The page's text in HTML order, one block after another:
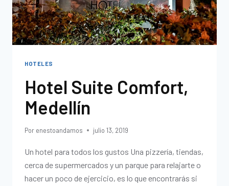
HOTELES
Hotel Suite Comfort,
Medellín
Por enestoandamos julio 13, 2019
Un hotel para todos los gustos Una pizzería, tiendas,
cerca de supermercados y un parque para relajarte o
hacer un poco de ejercicio, es lo que encontrarás si